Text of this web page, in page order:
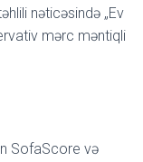
nəticəsində „Ev
mərc məntiqli
SofaScore və